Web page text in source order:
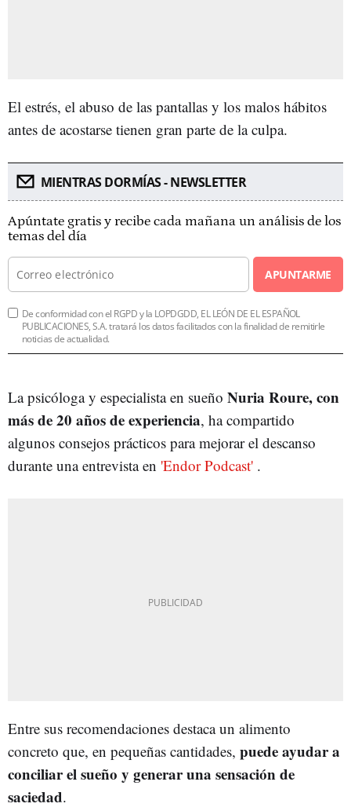
El estrés, el abuso de las pantallas y los malos hábitos
antes de acostarse tienen gran parte de la culpa.
MIENTRAS DORMÍAS - NEWSLETTER
Apúntate gratis y recibe cada mañana un análisis de los
temas del día
APUNTARME
De conformidad con el RGPD y la LOPDGDD, EL LEÓN DE EL ESPAÑOL
PUBLICACIONES, S.A. tratará los datos facilitados con la finalidad de remitirle
noticias de actualidad.
La psicóloga y especialista en sueño Nuria Roure, con
más de 20 años de experiencia, ha compartido
algunos consejos prácticos para mejorar el descanso
durante una entrevista en 'Endor Podcast' .
Entre sus recomendaciones destaca un alimento
concreto que, en pequeñas cantidades, puede ayudar a
conciliar el sueño y generar una sensación de
saciedad.